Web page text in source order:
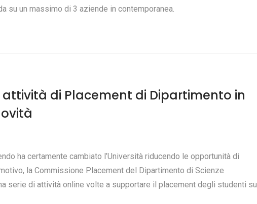
su un massimo di 3 aziende in contemporanea.
di Placement di Dipartimento in
ha certamente cambiato l’Università riducendo le opportunità di
la Commissione Placement del Dipartimento di Scienze
serie di attività online volte a supportare il placement degli studenti su